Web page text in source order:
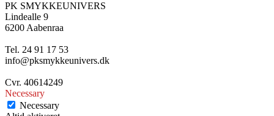
PK SMYKKEUNIVERS
Lindealle 9
6200 Aabenraa
Tel. 24 91 17 53
info@pksmykkeunivers.dk
Cvr. 40614249
Necessary
Necessary